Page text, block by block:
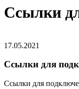
Ссылки
17.05.2021
Ссылки для
Ссылки для